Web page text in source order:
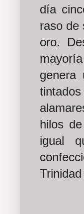
día
raso de
oro.
genera
hilos
igual